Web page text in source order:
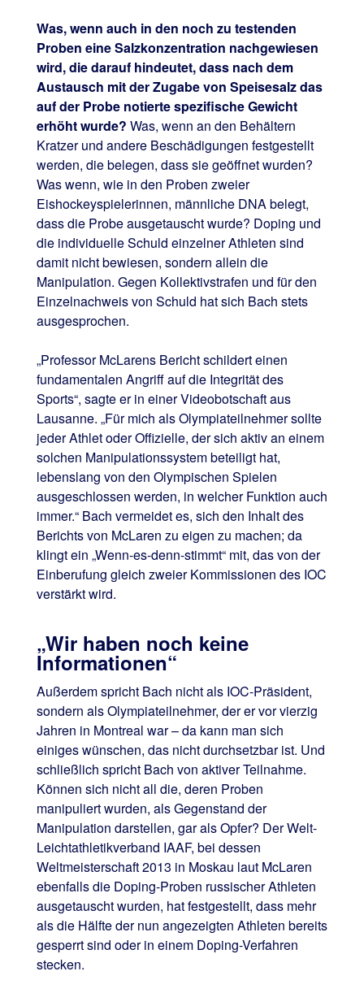
Was, wenn auch in den noch zu testenden
Proben eine Salzkonzentration nachgewiesen
wird, die darauf hindeutet, dass nach dem
Austausch mit der Zugabe von Speisesalz das
auf der Probe notierte spezifische Gewicht
erhöht wurde? Was, wenn an den Behältern
Kratzer und andere Beschädigungen festgestellt
werden, die belegen, dass sie geöffnet wurden?
Was wenn, wie in den Proben zweier
Eishockeyspielerinnen, männliche DNA belegt,
dass die Probe ausgetauscht wurde? Doping und
die individuelle Schuld einzelner Athleten sind
damit nicht bewiesen, sondern allein die
Manipulation. Gegen Kollektivstrafen und für den
Einzelnachweis von Schuld hat sich Bach stets
ausgesprochen.
„Professor McLarens Bericht schildert einen
fundamentalen Angriff auf die Integrität des
Sports“, sagte er in einer Videobotschaft aus
Lausanne. „Für mich als Olympiateilnehmer sollte
jeder Athlet oder Offizielle, der sich aktiv an einem
solchen Manipulationssystem beteiligt hat,
lebenslang von den Olympischen Spielen
ausgeschlossen werden, in welcher Funktion auch
immer.“ Bach vermeidet es, sich den Inhalt des
Berichts von McLaren zu eigen zu machen; da
klingt ein „Wenn-es-denn-stimmt“ mit, das von der
Einberufung gleich zweier Kommissionen des IOC
verstärkt wird.
„Wir haben noch keine
Informationen“
Außerdem spricht Bach nicht als IOC-Präsident,
sondern als Olympiateilnehmer, der er vor vierzig
Jahren in Montreal war – da kann man sich
einiges wünschen, das nicht durchsetzbar ist. Und
schließlich spricht Bach von aktiver Teilnahme.
Können sich nicht all die, deren Proben
manipuliert wurden, als Gegenstand der
Manipulation darstellen, gar als Opfer? Der Welt-
Leichtathletikverband IAAF, bei dessen
Weltmeisterschaft 2013 in Moskau laut McLaren
ebenfalls die Doping-Proben russischer Athleten
ausgetauscht wurden, hat festgestellt, dass mehr
als die Hälfte der nun angezeigten Athleten bereits
gesperrt sind oder in einem Doping-Verfahren
stecken.